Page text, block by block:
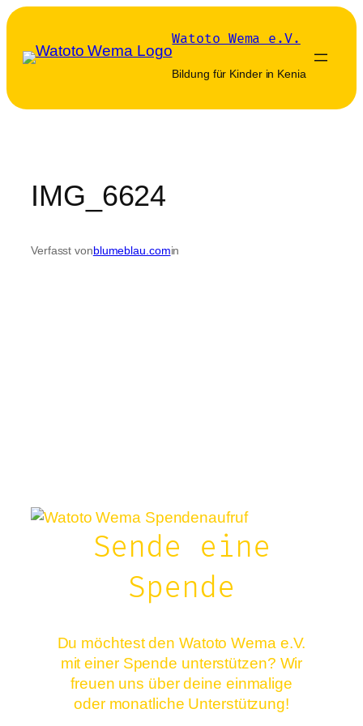
Zum
springen
Watoto Wema e.V.
Bildung für Kinder in Kenia
IMG_6624
Verfasst vonblumeblau.comin
Sende eine
Spende
Du möchtest den Watoto Wema e.V.
mit einer Spende unterstützen? Wir
freuen uns über deine einmalige
oder monatliche Unterstützung!